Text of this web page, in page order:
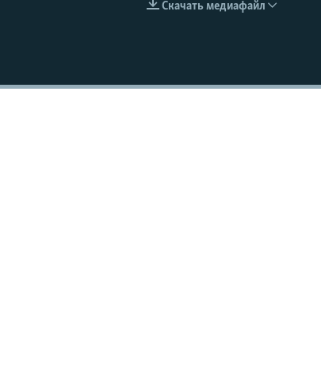
EMBED
Скачать медиафайл